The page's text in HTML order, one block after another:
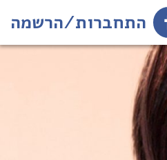
התחברות/הרשמה